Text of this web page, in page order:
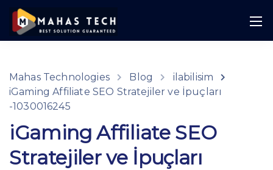
Mahas Technologies Blog
ilabilisim
iGaming Affiliate SEO Stratejiler ve İpuçları
-1030016245
iGaming Affiliate SEO
Stratejiler ve İpuçları